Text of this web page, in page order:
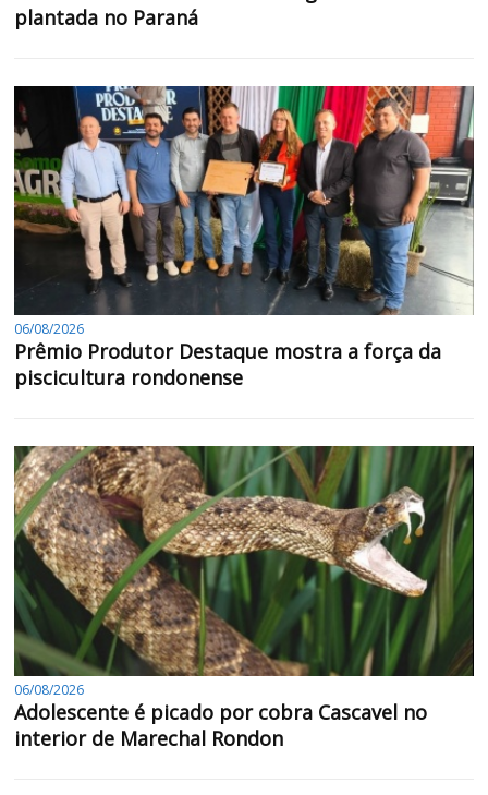
plantada no Paraná
06/08/2026
Prêmio Produtor Destaque mostra a força da
piscicultura rondonense
06/08/2026
Adolescente é picado por cobra Cascavel no
interior de Marechal Rondon